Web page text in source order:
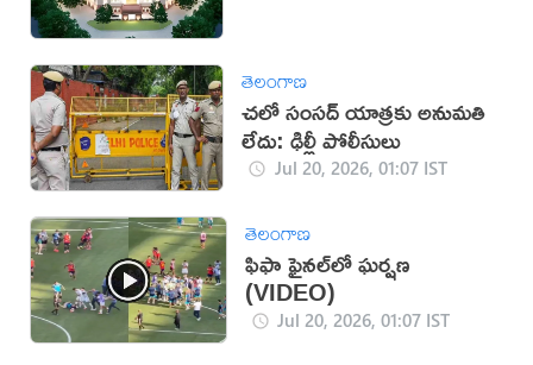
తెలంగాణ
చలో సంసద్‌ యాత్రకు అనుమతి
లేదు: ఢిల్లీ పోలీసులు
Jul 20, 2026, 01:07 IST
తెలంగాణ
ఫిఫా ఫైనల్‌లో ఘర్షణ
(VIDEO)
Jul 20, 2026, 01:07 IST